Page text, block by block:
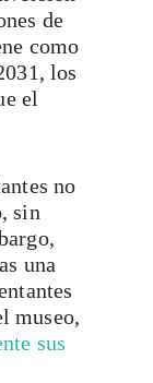
de
como
los
el
no
sin
una
museo,
sus
semana
más